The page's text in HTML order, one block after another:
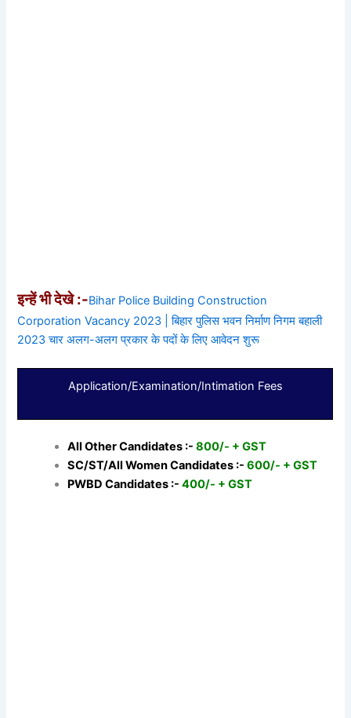
इन्हें भी देखे :-Bihar Police Building Construction
Corporation Vacancy 2023 | बिहार पुलिस भवन निर्माण निगम बहाली
2023 चार अलग-अलग प्रकार के पदों के लिए आवेदन शुरू
Application/Examination/Intimation Fees
All Other Candidates :-800/- + GST
SC/ST/All Women Candidates :-600/- + GST
PWBD Candidates :-400/- + GST